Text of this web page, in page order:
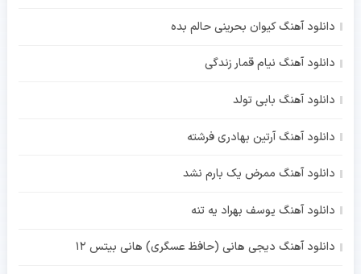
دانلود آهنگ کیوان بحرینی حالم بده
دانلود آهنگ نیام قمار زندگی
دانلود آهنگ بابی تولد
دانلود آهنگ آرتین بهادری فرشته
دانلود آهنگ ممرض یک بارم نشد
دانلود آهنگ یوسف بهراد یه تنه
دانلود آهنگ دیجی هانی (حافظ عسگری) هانی بیتس 12